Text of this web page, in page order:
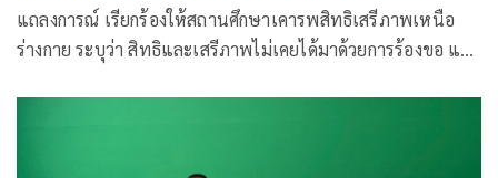
เสรีภาพเหนือร่างกาย
แถลงการณ์ เรียกร้องให้สถานศึกษาเคารพสิทธิเสรีภาพเหนือ
ร่างกาย ระบุว่า สิทธิและเสรีภาพไม่เคยได้มาด้วยการร้องขอ แต่